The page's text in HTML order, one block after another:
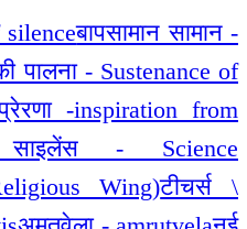
silenceबापसामान सामान -
की पालना - Sustenance of
-inspiration from
- Science
Wing)टीचर्स \